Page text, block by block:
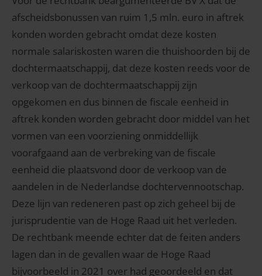
afscheidsbonussen van ruim 1,5 mln. euro in aftrek
konden worden gebracht omdat deze kosten
normale salariskosten waren die thuishoorden bij de
dochtermaatschappij, dat deze kosten reeds voor de
verkoop van de dochtermaatschappij zijn
opgekomen en dus binnen de fiscale eenheid in
aftrek konden worden gebracht door middel van het
vormen van een voorziening onmiddellijk
voorafgaand aan de verbreking van de fiscale
eenheid die plaatsvond door de verkoop van de
aandelen in de Nederlandse dochtervennootschap.
Deze lijn van redeneren past op zich geheel bij de
jurisprudentie van de Hoge Raad uit het verleden.
De rechtbank meende echter dat de feiten anders
lagen dan in de gevallen waar de Hoge Raad
bijvoorbeeld in 2021 over had geoordeeld en dat